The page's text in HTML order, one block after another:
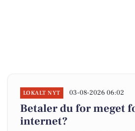
LOKALT NYT 03-08-2026 06:02
Betaler du for meget
internet?